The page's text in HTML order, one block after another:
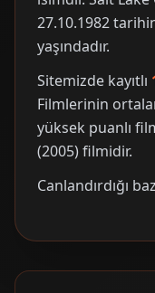
27.10.1982
yaşındadır.
Sitemizde kayıtlı
Filmlerinin
yüksek puanlı
(2005) filmidir.
Canlandırdığı